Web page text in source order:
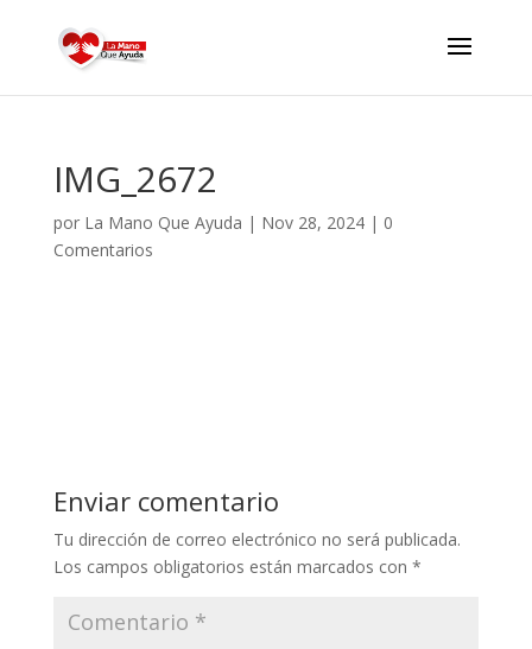
IMG_2672
por La Mano Que Ayuda | Nov 28, 2024| 0
Comentarios
Enviar comentario
Tu dirección de correo electrónico no será publicada.
Los campos obligatorios están marcados con *